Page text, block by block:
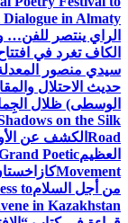
in Almaty
الراي ينتصر
الكاف تغرد في
سيدي منصور
حديث الاحتلال
الوسطى) ظلال
on the Silk
Road الكشف عن
العظيمPoetic
Movement
من أجل السلامto
in Kazakhstan